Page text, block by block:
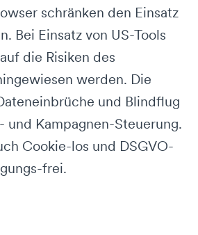
schränken den Einsatz
Bei Einsatz von US-Tools
die Risiken des
werden. Die
und Blindflug
und Kampagnen-Steuerung.
Cookie-los und DSGVO-
frei.